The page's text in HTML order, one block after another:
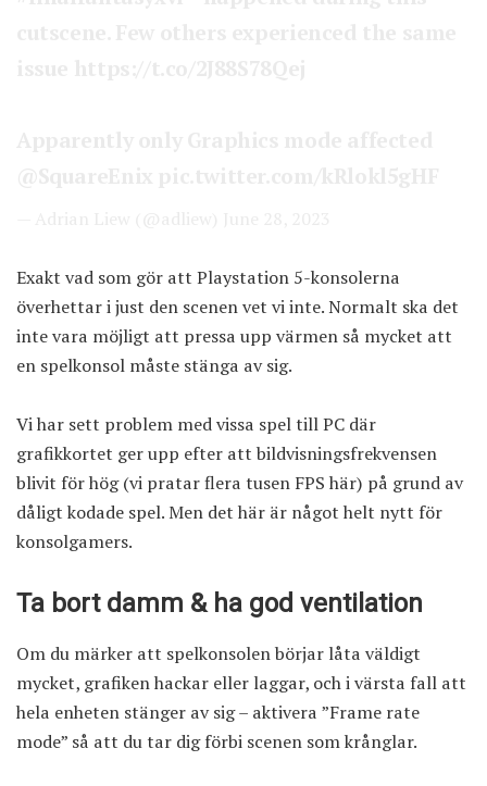
Exakt vad som gör att Playstation 5-konsolerna
överhettar i just den scenen vet vi inte. Normalt ska det
inte vara möjligt att pressa upp värmen så mycket att
en spelkonsol måste stänga av sig.
Vi har sett problem med vissa spel till PC där
grafikkortet ger upp efter att bildvisningsfrekvensen
blivit för hög (vi pratar flera tusen FPS här) på grund av
dåligt kodade spel. Men det här är något helt nytt för
konsolgamers.
Ta bort damm & ha god ventilation
Om du märker att spelkonsolen börjar låta väldigt
mycket, grafiken hackar eller laggar, och i värsta fall att
hela enheten stänger av sig – aktivera ”Frame rate
mode” så att du tar dig förbi scenen som krånglar.